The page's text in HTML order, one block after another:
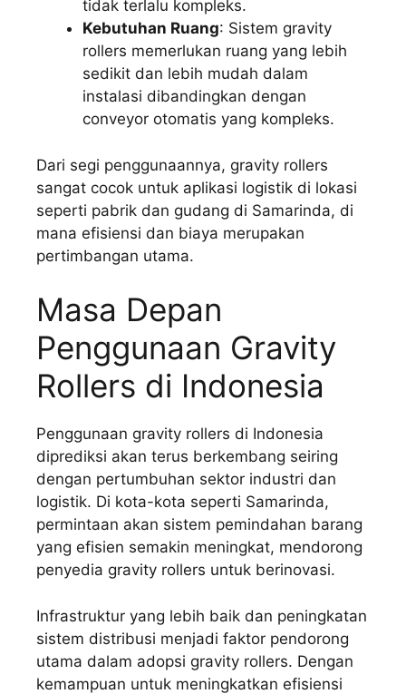
tidak terlalu kompleks.
Kebutuhan Ruang: Sistem gravity
rollers memerlukan ruang yang lebih
sedikit dan lebih mudah dalam
instalasi dibandingkan dengan
conveyor otomatis yang kompleks.
Dari segi penggunaannya, gravity rollers
sangat cocok untuk aplikasi logistik di lokasi
seperti pabrik dan gudang di Samarinda, di
mana efisiensi dan biaya merupakan
pertimbangan utama.
Masa Depan
Penggunaan Gravity
Rollers di Indonesia
Penggunaan gravity rollers di Indonesia
diprediksi akan terus berkembang seiring
dengan pertumbuhan sektor industri dan
logistik. Di kota-kota seperti Samarinda,
permintaan akan sistem pemindahan barang
yang efisien semakin meningkat, mendorong
penyedia gravity rollers untuk berinovasi.
Infrastruktur yang lebih baik dan peningkatan
sistem distribusi menjadi faktor pendorong
utama dalam adopsi gravity rollers. Dengan
kemampuan untuk meningkatkan efisiensi